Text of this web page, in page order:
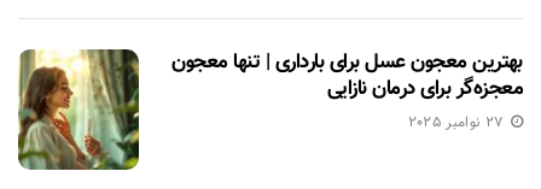
بهترین معجون عسل برای بارداری | تنها معجون
معجزه‌گر برای درمان نازایی
27 نوامبر 2025